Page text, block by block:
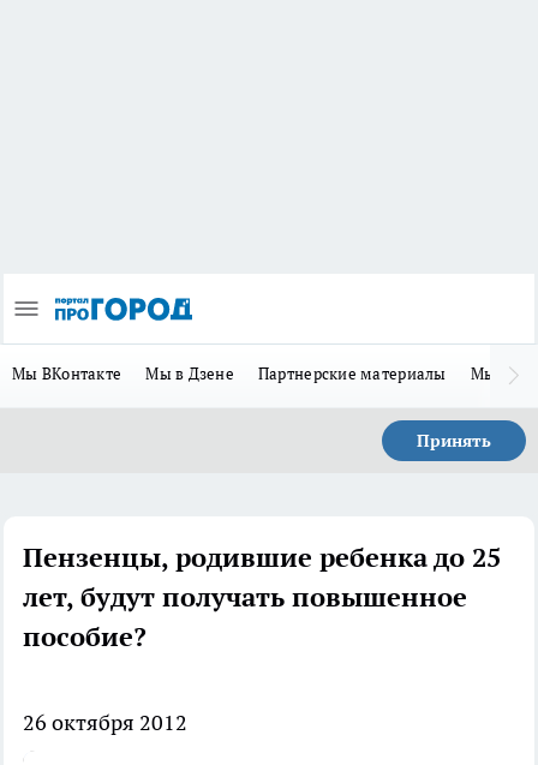
Мы ВКонтакте Мы в Дзене Партнерские материалы Мы в
Принять
Пензенцы, родившие ребенка до 25
лет, будут получать повышенное
пособие?
26 октября 2012